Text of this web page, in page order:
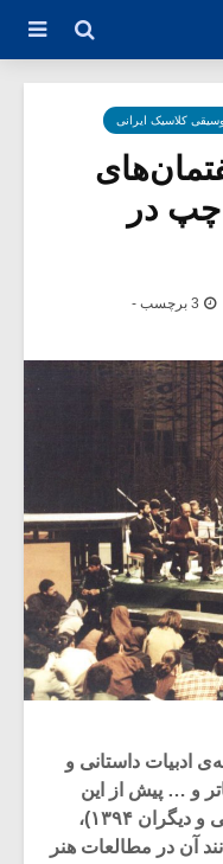
کلاسیک ایرانی
چپ در
3 برچسب -
ادبیات داستانی و
و … پیش از این
کاویده شده و مثال‌های چون (خلیقی و دیگران ۱۳۹۴)،
۱۳۹۱)، و مانند آن در مطالعات هنر